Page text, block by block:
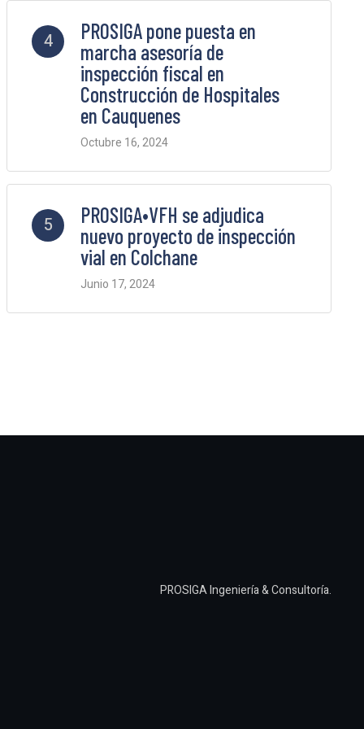
4
PROSIGA pone puesta en
marcha asesoría de
inspección fiscal en
Construcción de Hospitales
en Cauquenes
Octubre 16, 2024
5
PROSIGA•VFH se adjudica
nuevo proyecto de inspección
vial en Colchane
Junio 17, 2024
PROSIGA Ingeniería & Consultoría.